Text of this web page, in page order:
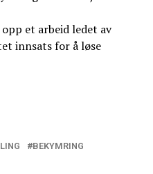
et arbeid ledet av
innsats for å løse
BEKYMRING